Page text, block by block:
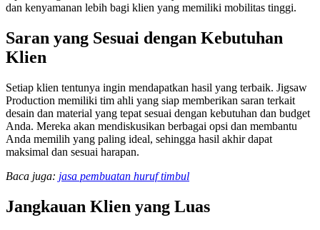
dan kenyamanan lebih bagi klien yang memiliki mobilitas tinggi.
Saran yang Sesuai dengan Kebutuhan
Klien
Setiap klien tentunya ingin mendapatkan hasil yang terbaik. Jigsaw
Production memiliki tim ahli yang siap memberikan saran terkait
desain dan material yang tepat sesuai dengan kebutuhan dan budget
Anda. Mereka akan mendiskusikan berbagai opsi dan membantu
Anda memilih yang paling ideal, sehingga hasil akhir dapat
maksimal dan sesuai harapan.
Baca juga: jasa pembuatan huruf timbul
Jangkauan Klien yang Luas